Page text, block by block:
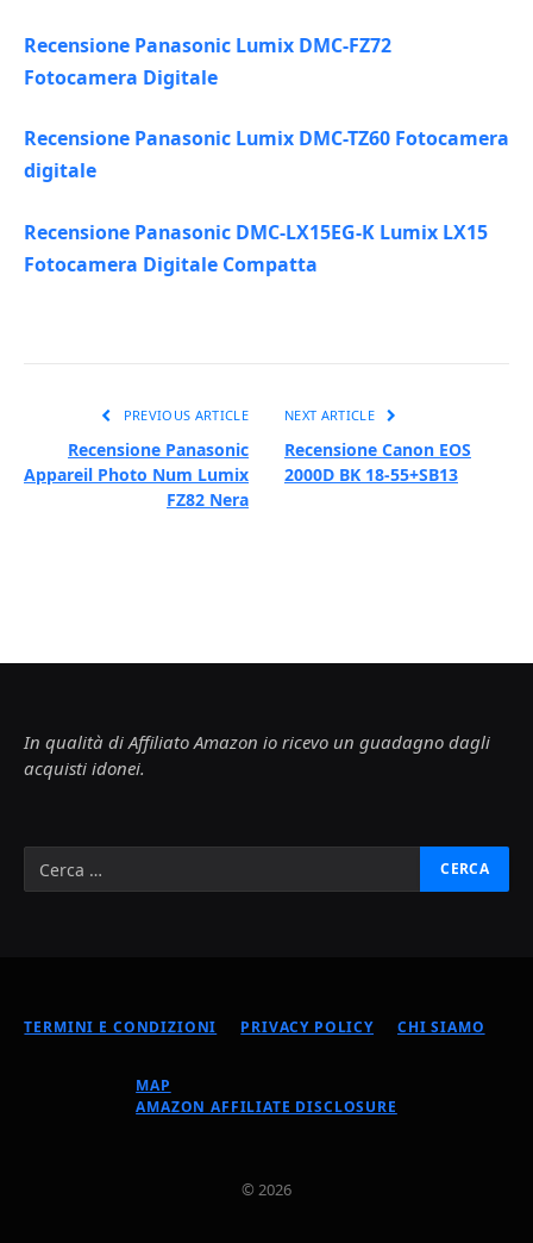
Recensione Panasonic Lumix DMC-FZ72
Fotocamera Digitale
Recensione Panasonic Lumix DMC-TZ60 Fotocamera
digitale
Recensione Panasonic DMC-LX15EG-K Lumix LX15
Fotocamera Digitale Compatta
PREVIOUS ARTICLE
Recensione Panasonic
Appareil Photo Num Lumix
FZ82 Nera
NEXT ARTICLE
Recensione Canon EOS
2000D BK 18-55+SB13
In qualità di Affiliato Amazon io ricevo un guadagno dagli
acquisti idonei.
TERMINI E CONDIZIONI PRIVACY POLICY CHI SIAMO
MAP
AMAZON AFFILIATE DISCLOSURE
© 2026